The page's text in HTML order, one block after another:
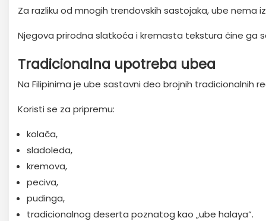
Za razliku od mnogih trendovskih sastojaka, ube nema
Njegova prirodna slatkoća i kremasta tekstura čine ga
Tradicionalna upotreba ubea
Na Filipinima je ube sastavni deo brojnih tradicionalnih
Koristi se za pripremu:
kolača,
sladoleda,
kremova,
peciva,
pudinga,
tradicionalnog deserta poznatog kao „ube halaya“.